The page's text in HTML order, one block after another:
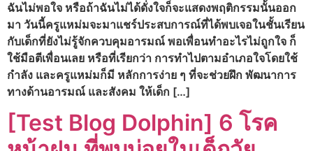
ฉันไม่พอใจ หรือถ้าฉันไม่ได้ดั่งใจก็จะแสดงพฤติกรรมนั้นออก
มา วันนี้ครูแหม่มจะมาแชร์ประสบการณ์ที่ได้พบเจอในชั้นเรียน
กับเด็กที่ยังไม่รู้จักควบคุมอารมณ์ พอเพื่อนทำอะไรไม่ถูกใจ ก็
ใช้มือตีเพื่อนเลย หรือที่เรียกว่า การทำไปตามอำเภอใจโดยใช้
กำลัง และครูแหม่มก็มี หลักการง่าย ๆ ที่จะช่วยฝึก พัฒนาการ
ทางด้านอารมณ์ และสังคม ให้เด็ก […]
[Test Blog Dolphin] 6 โรค